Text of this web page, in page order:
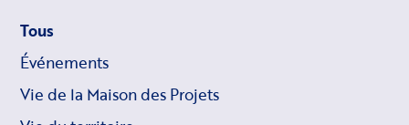
Tous
Événements
Vie de la Maison des Projets